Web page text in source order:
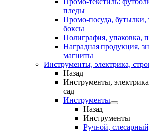
Промо-текстиль:
пледы
Промо-посуда, бутылки,
боксы
Полиграфия, упаковка,
Наградная продукция,
магниты
Инструменты, электрика,
Назад
Инструменты,
сад
Инструменты
Назад
Инструменты
Ручной,